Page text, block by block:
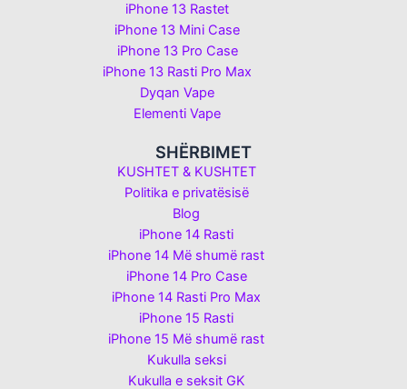
iPhone 13 Rastet
iPhone 13 Mini Case
iPhone 13 Pro Case
iPhone 13 Rasti Pro Max
Dyqan Vape
Elementi Vape
SHËRBIMET
KUSHTET & KUSHTET
Politika e privatësisë
Blog
iPhone 14 Rasti
iPhone 14 Më shumë rast
iPhone 14 Pro Case
iPhone 14 Rasti Pro Max
iPhone 15 Rasti
iPhone 15 Më shumë rast
Kukulla seksi
Kukulla e seksit GK